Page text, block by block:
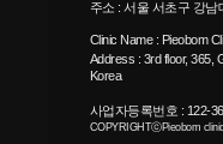
주소 : 서울 서초구 강남
Clinic Name : Pieobom
Address : 3rd floor, 365,
Korea
사업자등록번호 : 122-
COPYRIGHTⓒPieobom